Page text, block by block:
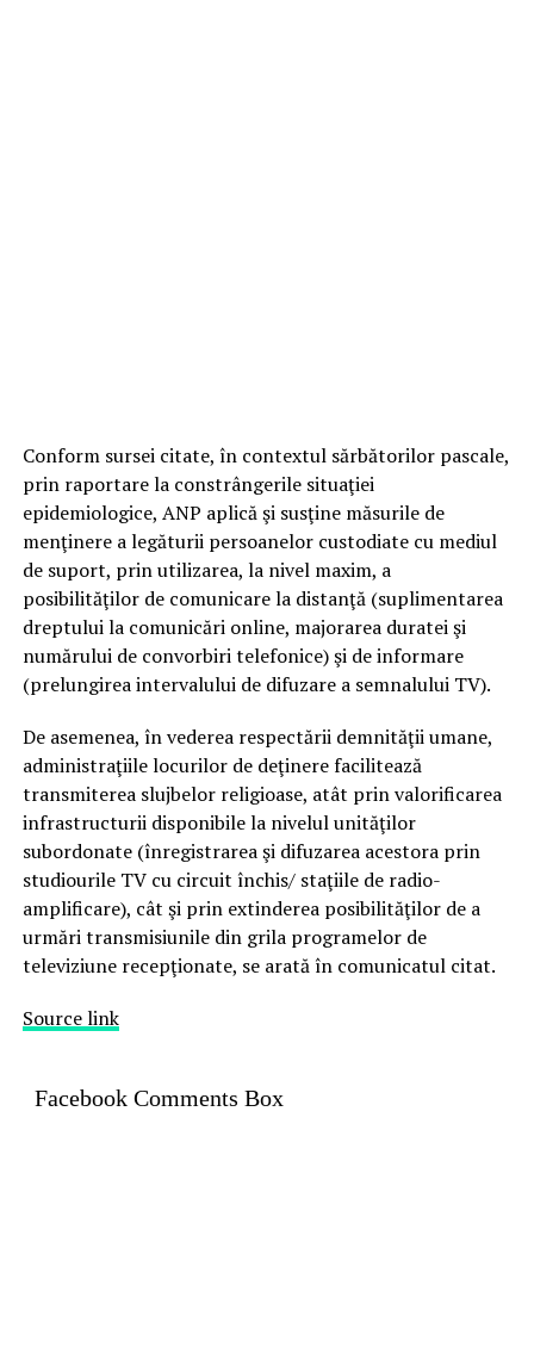
Conform sursei citate, în contextul sărbătorilor pascale,
prin raportare la constrângerile situaţiei
epidemiologice, ANP aplică şi susţine măsurile de
menţinere a legăturii persoanelor custodiate cu mediul
de suport, prin utilizarea, la nivel maxim, a
posibilităţilor de comunicare la distanţă (suplimentarea
dreptului la comunicări online, majorarea duratei şi
numărului de convorbiri telefonice) şi de informare
(prelungirea intervalului de difuzare a semnalului TV).
De asemenea, în vederea respectării demnităţii umane,
administraţiile locurilor de deţinere facilitează
transmiterea slujbelor religioase, atât prin valorificarea
infrastructurii disponibile la nivelul unităţilor
subordonate (înregistrarea şi difuzarea acestora prin
studiourile TV cu circuit închis/ staţiile de radio-
amplificare), cât şi prin extinderea posibilităţilor de a
urmări transmisiunile din grila programelor de
televiziune recepţionate, se arată în comunicatul citat.
Source link
Facebook Comments Box